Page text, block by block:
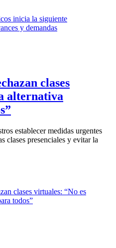
clases
alternativa
establecer medidas urgentes
clases presenciales y evitar la